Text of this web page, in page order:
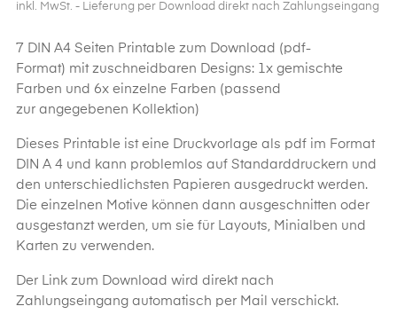
inkl. MwSt. - Lieferung per Download direkt nach Zahlungseingang
7 DIN A4 Seiten Printable zum Download (pdf-
Format) mit zuschneidbaren Designs: 1x gemischte
Farben und 6x einzelne Farben (passend
zur angegebenen Kollektion)
Dieses Printable ist eine Druckvorlage als pdf im Format
DIN A 4 und kann problemlos auf Standarddruckern und
den unterschiedlichsten Papieren ausgedruckt werden.
Die einzelnen Motive können dann ausgeschnitten oder
ausgestanzt werden, um sie für Layouts, Minialben und
Karten zu verwenden.
Der Link zum Download wird direkt nach
Zahlungseingang automatisch per Mail verschickt.